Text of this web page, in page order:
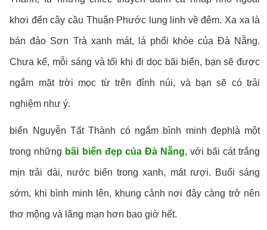
khơi đến cây cầu Thuận Phước lung linh về đêm. Xa xa là
bán đảo Sơn Trà xanh mát, lá phổi khỏe của Đà Nẵng.
Chưa kể, mỗi sáng và tối khi đi dọc bãi biển, bạn sẽ được
ngắm mặt trời mọc từ trên đỉnh núi, và bạn sẽ có trải
nghiệm như ý.
biển Nguyễn Tất Thành có ngắm bình minh đẹphlà một
trong những bãi biển đẹp của Đà Nẵng, với bãi cát trắng
mịn trải dài, nước biển trong xanh, mát rượi. Buổi sáng
sớm, khi bình minh lên, khung cảnh nơi đây càng trở nên
thơ mộng và lãng mạn hơn bao giờ hết.